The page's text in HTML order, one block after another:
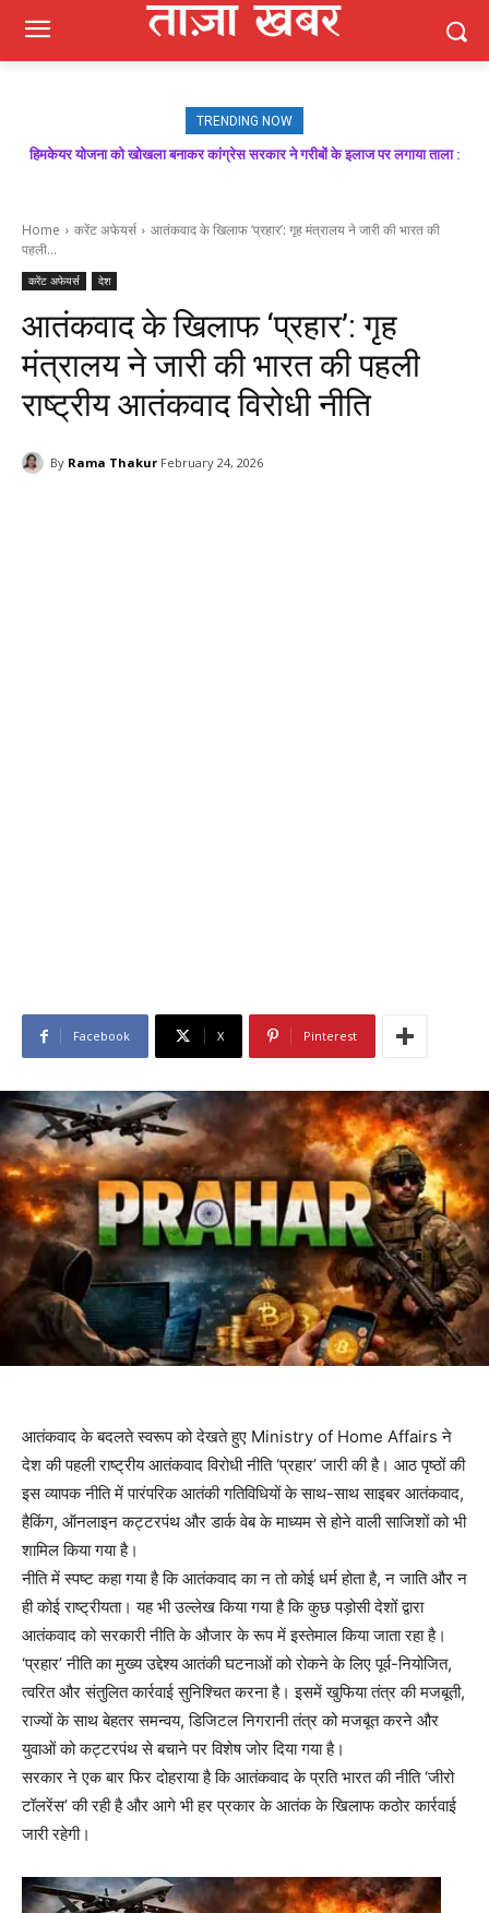
TRENDING NOW
हिमकेयर योजना को खोखला बनाकर कांग्रेस सरकार ने गरीबों के इलाज पर लगाया ताला :
मजबूत बूथ ही भाजपा की जीत की गारंटी, आगामी विधानसभा चुनाव में बूथ प्रबंधन निभाएगा
Home करेंट अफेयर्स
आतंकवाद के खिलाफ ‘प्रहार’: गृह मंत्रालय ने जारी की भारत की
पहली...
करेंट अफेयर्स देश
आतंकवाद के खिलाफ ‘प्रहार’: गृह
मंत्रालय ने जारी की भारत की पहली
राष्ट्रीय आतंकवाद विरोधी नीति
By Rama Thakur February 24, 2026
Facebook X Pinterest
आतंकवाद के बदलते स्वरूप को देखते हुए Ministry of Home Affairs ने
देश की पहली राष्ट्रीय आतंकवाद विरोधी नीति ‘प्रहार’ जारी की है। आठ पृष्ठों की
इस व्यापक नीति में पारंपरिक आतंकी गतिविधियों के साथ-साथ साइबर आतंकवाद,
हैकिंग, ऑनलाइन कट्टरपंथ और डार्क वेब के माध्यम से होने वाली साजिशों को भी
शामिल किया गया है।
नीति में स्पष्ट कहा गया है कि आतंकवाद का न तो कोई धर्म होता है, न जाति और न
ही कोई राष्ट्रीयता। यह भी उल्लेख किया गया है कि कुछ पड़ोसी देशों द्वारा
आतंकवाद को सरकारी नीति के औजार के रूप में इस्तेमाल किया जाता रहा है।
‘प्रहार’ नीति का मुख्य उद्देश्य आतंकी घटनाओं को रोकने के लिए पूर्व-नियोजित,
त्वरित और संतुलित कार्रवाई सुनिश्चित करना है। इसमें खुफिया तंत्र की मजबूती,
राज्यों के साथ बेहतर समन्वय, डिजिटल निगरानी तंत्र को मजबूत करने और
युवाओं को कट्टरपंथ से बचाने पर विशेष जोर दिया गया है।
सरकार ने एक बार फिर दोहराया है कि आतंकवाद के प्रति भारत की नीति ‘जीरो
टॉलरेंस’ की रही है और आगे भी हर प्रकार के आतंक के खिलाफ कठोर कार्रवाई
जारी रहेगी।